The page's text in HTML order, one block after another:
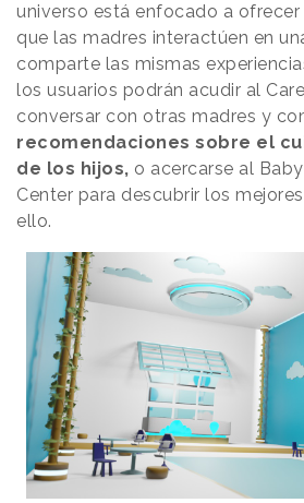
universo está enfocado a
que las madres interactúen en
comparte las mismas
los usuarios podrán acudir al
conversar con otras madres y
recomendaciones sobre el
de los hijos, o acercarse al
Center para descubrir los
ello.